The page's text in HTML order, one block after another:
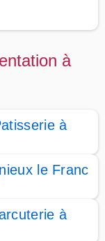
à
à
le Franc
à